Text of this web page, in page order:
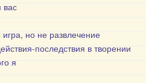
вас
но не развлечение
последствия в творении
я